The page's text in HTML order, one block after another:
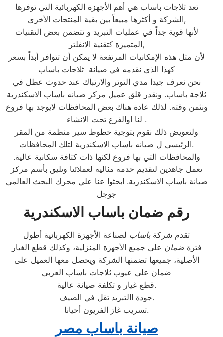
تعد ثلاجات باساب هي أهم الأجهزة الكهربائية التي توفرها
الشركة و أكثرها مبيعاً بين بقية المنتجات الأخرى,
لأنها قوية جداً في عمليات التبريد و تتضمن بعض التقنيات
المتميزة كتقنية الانفلتر,
لأن مثل هذه الإمكانيات المرتفعة لا يمكن أن تتوافر أبداً بسعر
كهذا الذي نقدمه في صيانة ثلاجات باساب
نحن نعرف جيدا مدي التوتر والارتباك عند حدوث عطل في
ثلاجة باساب. ونقدر قلق عميل مركز صيانه باساب الاسكندرية
ونثمن وقته. لذلك عادة هناك بعض المحافظات لايوجد بها فروع
لنا اوالفرع تحت الانشاء .
ولتعويض ذلك نقوم بتوجية خطوط سير منظمة من المقر
الرئيسي ل صيانه باساب الاسكندرية لتلك المحافظات.
والمحافظات التي بها فروع لكنها ذات كثافة سكانية عالية.
نعمل جاهدين لتقديم خدمة مثالية لعملائنا وتليق بأسم مركز
صيانة باساب الاسكندرية. ابحثوا عنا علي محرك البحث العالمي
جوجل
رقم ضمان باساب الاسكندرية
تقدم شركة باساب لصناعة الأجهزة الكهربائية أطول
فترةضمان على جميع الأجهزة المنزلية، وكذلك قطع الغيار
الأصلية، جميعها تضمنها الشركة ويحصل معها العميل على
ضمان علي عيوب ثلاجات باساب العربي
قطع غيار و تكلفة صيانة عالية.
جودة االتبريد تقل في الصيف.
تسريب غاز الفريون أحيانا.
صيانة باساب مصر